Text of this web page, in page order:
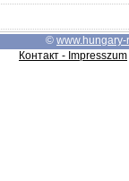
© www.hungary-
Контакт - Impresszum